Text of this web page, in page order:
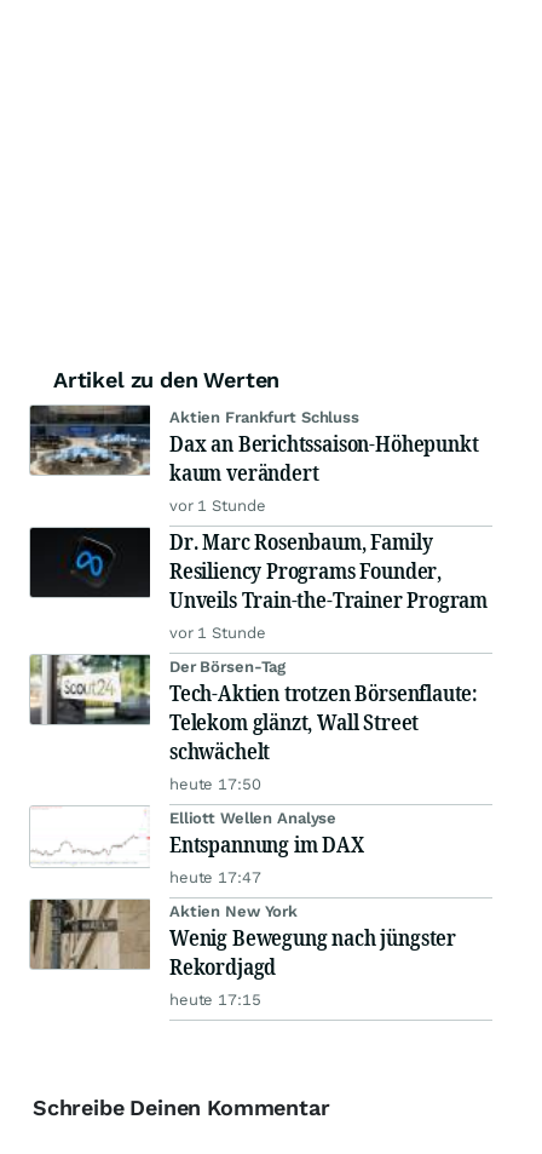
Artikel zu den Werten
Aktien Frankfurt Schluss
Dax an Berichtssaison-Höhepunkt
kaum verändert
vor 1 Stunde
Dr. Marc Rosenbaum, Family
Resiliency Programs Founder,
Unveils Train-the-Trainer Program
vor 1 Stunde
Der Börsen-Tag
Tech-Aktien trotzen Börsenflaute:
Telekom glänzt, Wall Street
schwächelt
heute 17:50
Elliott Wellen Analyse
Entspannung im DAX
heute 17:47
Aktien New York
Wenig Bewegung nach jüngster
Rekordjagd
heute 17:15
Schreibe Deinen Kommentar